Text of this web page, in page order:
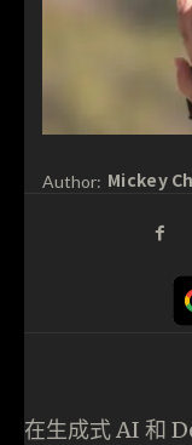
Author: Mickey
在生成式 AI 和